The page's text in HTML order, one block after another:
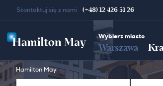
Skontaktuj się z nami (+48) 12 426 51 26
Wybierz miasto
Warszawa
Hamilton May